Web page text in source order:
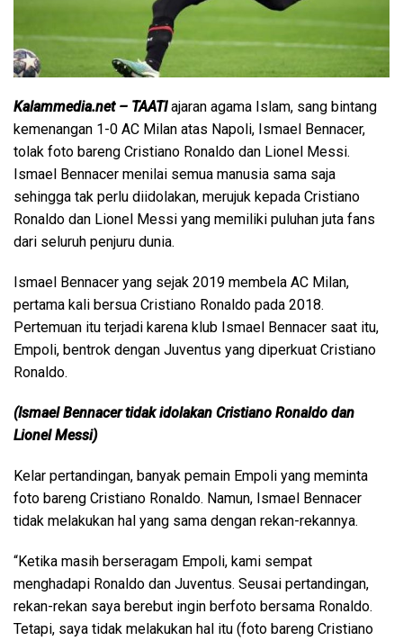
Kalammedia.net – TAATIajaran agama Islam, sang bintang
kemenangan 1-0 AC Milan atas Napoli, Ismael Bennacer,
tolak foto bareng Cristiano Ronaldo dan Lionel Messi.
Ismael Bennacer menilai semua manusia sama saja
sehingga tak perlu diidolakan, merujuk kepada Cristiano
Ronaldo dan Lionel Messi yang memiliki puluhan juta fans
dari seluruh penjuru dunia.
Ismael Bennacer yang sejak 2019 membela AC Milan,
pertama kali bersua Cristiano Ronaldo pada 2018.
Pertemuan itu terjadi karena klub Ismael Bennacer saat itu,
Empoli, bentrok dengan Juventus yang diperkuat Cristiano
Ronaldo.
(Ismael Bennacer tidak idolakan Cristiano Ronaldo dan
Lionel Messi)
Kelar pertandingan, banyak pemain Empoli yang meminta
foto bareng Cristiano Ronaldo. Namun, Ismael Bennacer
tidak melakukan hal yang sama dengan rekan-rekannya.
“Ketika masih berseragam Empoli, kami sempat
menghadapi Ronaldo dan Juventus. Seusai pertandingan,
rekan-rekan saya berebut ingin berfoto bersama Ronaldo.
Tetapi, saya tidak melakukan hal itu (foto bareng Cristiano